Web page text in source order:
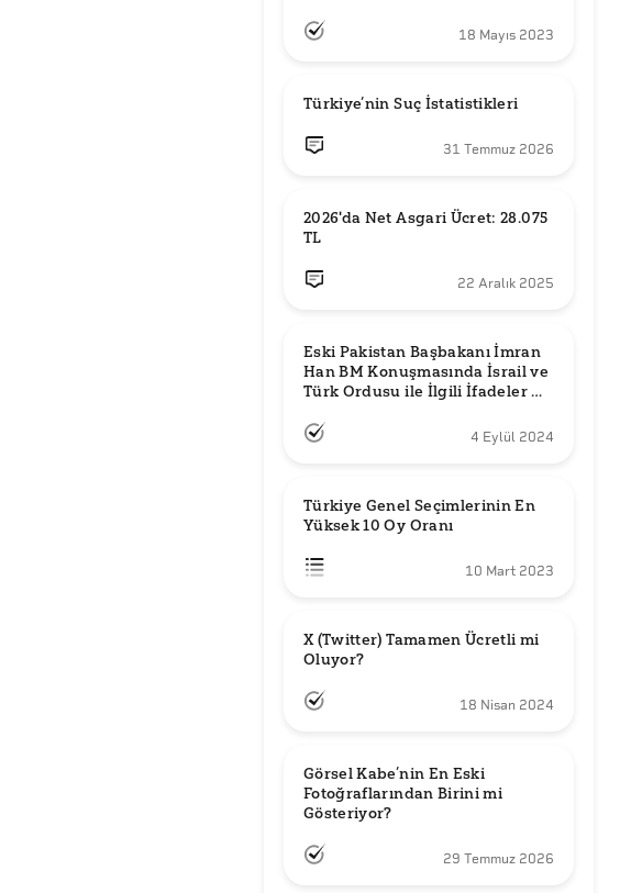
18 Mayıs 2023
Türkiye’nin Suç İstatistikleri
31 Temmuz 2026
2026'da Net Asgari Ücret: 28.075
TL
22 Aralık 2025
Eski Pakistan Başbakanı İmran
Han BM Konuşmasında İsrail ve
Türk Ordusu ile İlgili İfadeler mi
4 Eylül 2024
Türkiye Genel Seçimlerinin En
Yüksek 10 Oy Oranı
10 Mart 2023
X (Twitter) Tamamen Ücretli mi
Oluyor?
18 Nisan 2024
Görsel Kabe’nin En Eski
Fotoğraflarından Birini mi
Gösteriyor?
29 Temmuz 2026